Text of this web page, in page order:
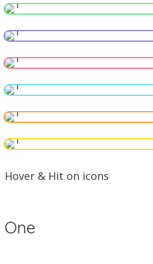
Maternal
High Risk
Neonatal
Gynecological
MR Guided
Hover & Hit on icons
One